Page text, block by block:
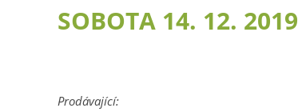
SOBOTA 14. 12. 2019
Prodávající: